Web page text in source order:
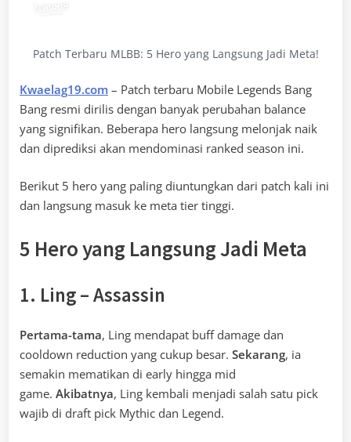
Patch Terbaru MLBB: 5 Hero yang Langsung Jadi Meta!
Kwaelag19.com – Patch terbaru Mobile Legends Bang
Bang resmi dirilis dengan banyak perubahan balance
yang signifikan. Beberapa hero langsung melonjak naik
dan diprediksi akan mendominasi ranked season ini.
Berikut 5 hero yang paling diuntungkan dari patch kali ini
dan langsung masuk ke meta tier tinggi.
5 Hero yang Langsung Jadi Meta
1. Ling – Assassin
Pertama-tama, Ling mendapat buff damage dan
cooldown reduction yang cukup besar. Sekarang, ia
semakin mematikan di early hingga mid
game. Akibatnya, Ling kembali menjadi salah satu pick
wajib di draft pick Mythic dan Legend.